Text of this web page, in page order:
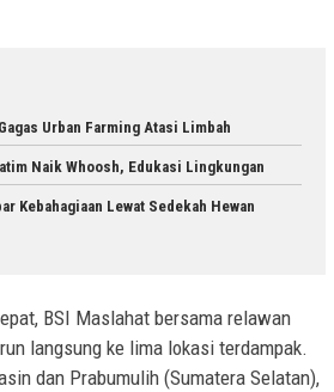
Urban Farming Atasi Limbah
Naik Whoosh, Edukasi Lingkungan
Kebahagiaan Lewat Sedekah Hewan
BSI Maslahat bersama relawan
langsung ke lima lokasi terdampak.
dan Prabumulih (Sumatera Selatan),